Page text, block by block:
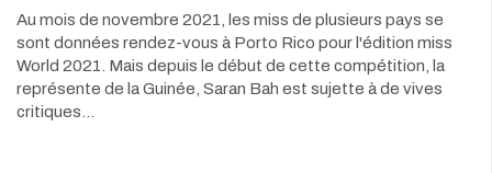
Au mois de novembre 2021, les miss de plusieurs pays se
sont données rendez-vous à Porto Rico pour l'édition miss
World 2021. Mais depuis le début de cette compétition, la
représente de la Guinée, Saran Bah est sujette à de vives
critiques…